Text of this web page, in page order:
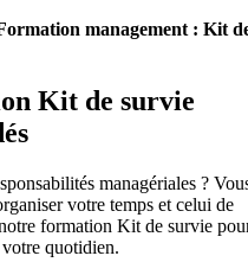
management : Kit
Kit de survie
managériales ?
votre temps et celui de
formation Kit de survie
quotidien.